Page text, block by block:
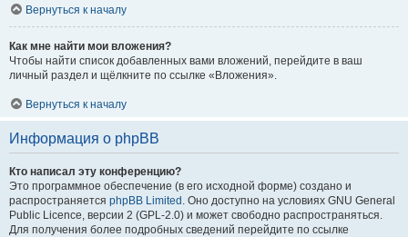
Вернуться к началу
Как мне найти мои вложения?
Чтобы найти список добавленных вами вложений, перейдите в ваш
личный раздел и щёлкните по ссылке «Вложения».
Вернуться к началу
Информация о phpBB
Кто написал эту конференцию?
Это программное обеспечение (в его исходной форме) создано и
распространяется phpBB Limited . Оно доступно на условиях GNU General
Public Licence, версии 2 (GPL-2.0) и может свободно распространяться.
Для получения более подробных сведений перейдите по ссылке